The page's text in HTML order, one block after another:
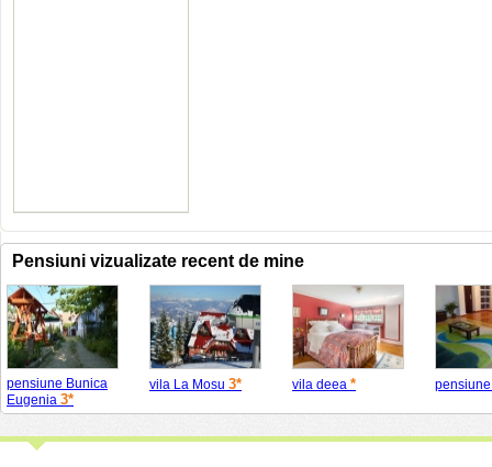
Pensiuni vizualizate recent de mine
pensiune Bunica
Eugenia 3*
vila La Mosu 3* vila deea *